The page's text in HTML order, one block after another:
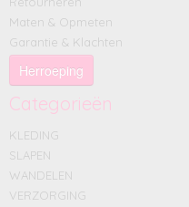
Maten & Opmeten
Garantie & Klachten
Herroeping
Categorieën
KLEDING
SLAPEN
WANDELEN
VERZORGING